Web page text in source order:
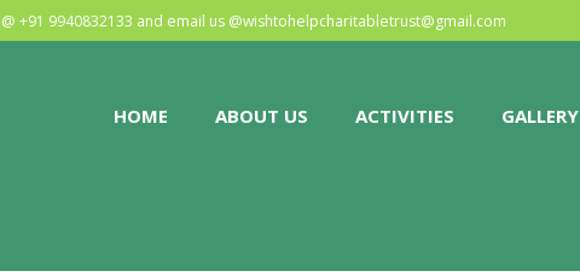
+91 9940832133 and email us @wishtohelpcharitabletrust@gmail.com
HOME ABOUT US ACTIVITIES GALLERY
HOME
ABOUT US